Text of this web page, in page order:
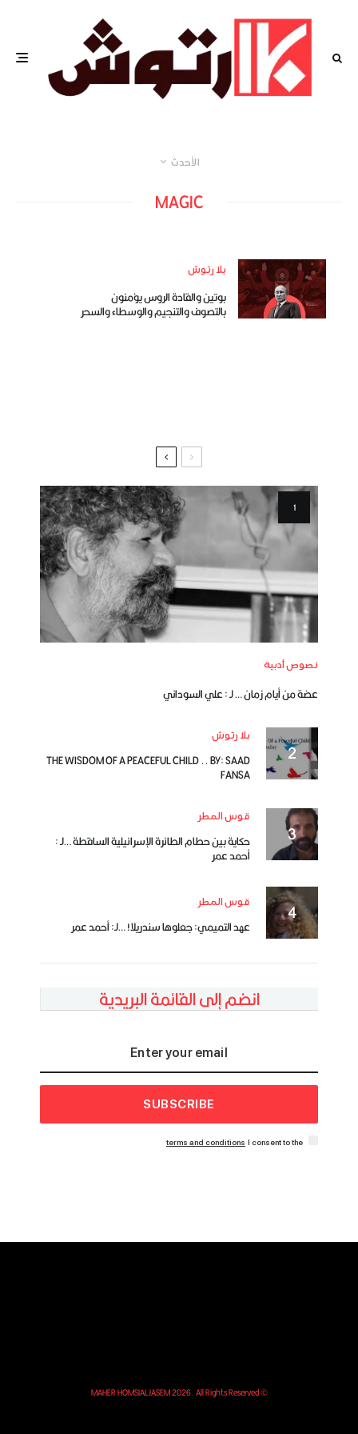
الأحدث
MAGIC
بلا رتوش
بوتين والقادة الروس يؤمنون
بالتصوف والتنجيم والوسطاء والسحر
نصوص أدبية
عضة من أيام زمان … لـ : علي السوداني
بلا رتوش
THE WISDOM OF A PEACEFUL CHILD .. BY: SAAD
FANSA
قوس المطر
حكاية بين حطام الطائرة الإسرائيلية الساقطة …لـ :
أحمد عمر
قوس المطر
عهد التميمي: جعلوها سندريلا! …لـ: أحمد عمر
انضم إلى القائمة البريدية
SUBSCRIBE
I consent to the
terms and conditions
© MAHER HOMSIALJASEM 2026. All Rights Reserved